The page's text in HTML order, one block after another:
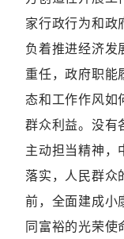
家行政行为和政
负着推进经济发
重任，政府职能
态和工作作风如
群众利益。没有
主动担当精神，
落实，人民群众
前，全面建成小
同富裕的光荣使